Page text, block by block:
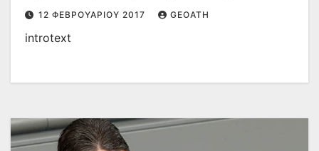
12 ΦΕΒΡΟΥΑΡΊΟΥ 2017 GEOATH
introtext